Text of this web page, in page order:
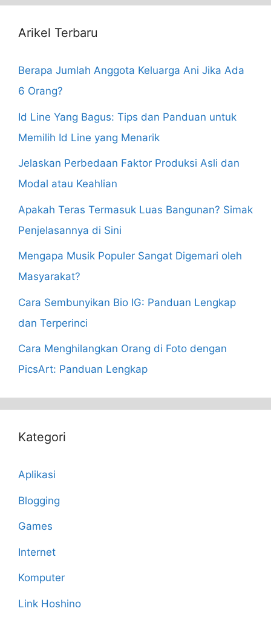
Arikel Terbaru
Berapa Jumlah Anggota Keluarga Ani Jika Ada
6 Orang?
Id Line Yang Bagus: Tips dan Panduan untuk
Memilih Id Line yang Menarik
Jelaskan Perbedaan Faktor Produksi Asli dan
Modal atau Keahlian
Apakah Teras Termasuk Luas Bangunan? Simak
Penjelasannya di Sini
Mengapa Musik Populer Sangat Digemari oleh
Masyarakat?
Cara Sembunyikan Bio IG: Panduan Lengkap
dan Terperinci
Cara Menghilangkan Orang di Foto dengan
PicsArt: Panduan Lengkap
Kategori
Aplikasi
Blogging
Games
Internet
Komputer
Link Hoshino